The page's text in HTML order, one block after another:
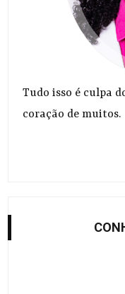
Tudo isso é culpa
coração de muitos.